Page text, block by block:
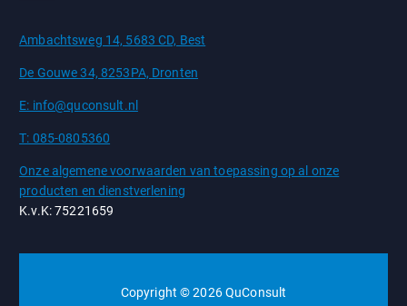
Ambachtsweg 14, 5683 CD, Best
De Gouwe 34, 8253PA, Dronten
E: info@quconsult.nl
T: 085-0805360
Onze algemene voorwaarden van toepassing op al onze
producten en dienstverlening
K.v.K: 75221659
Copyright © 2026 QuConsult